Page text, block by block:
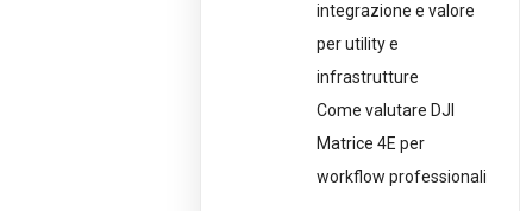
integrazione e valore
per utility e
infrastrutture
Come valutare DJI
Matrice 4E per
workflow professionali